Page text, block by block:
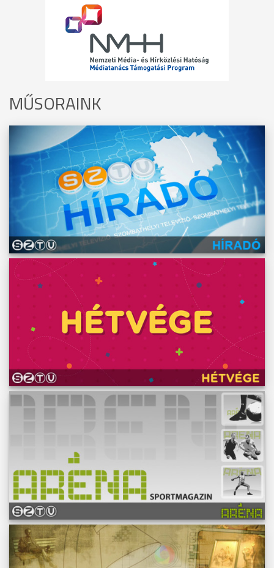
MŰSORAINK